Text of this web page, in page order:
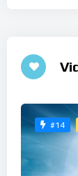
#14